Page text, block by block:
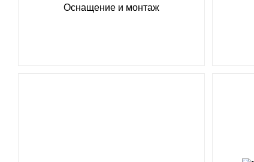
Оснащение и монтаж